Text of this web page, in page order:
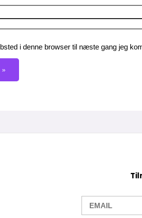
i denne browser til næste gang jeg